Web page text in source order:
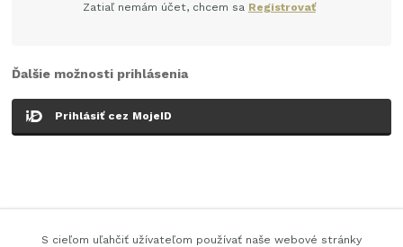
Zatiaľ nemám účet, chcem sa Registrovať
Ďalšie možnosti prihlásenia
Prihlásiť cez MojeID
S cieľom uľahčiť užívateľom používať naše webové stránky